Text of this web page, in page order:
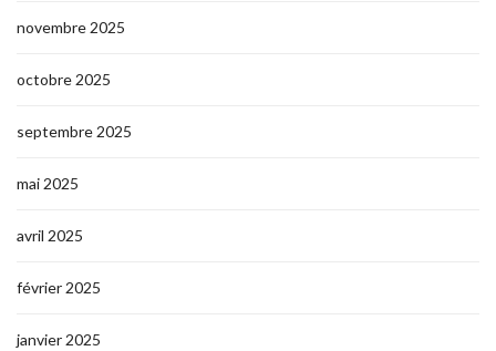
novembre 2025
octobre 2025
septembre 2025
mai 2025
avril 2025
février 2025
janvier 2025